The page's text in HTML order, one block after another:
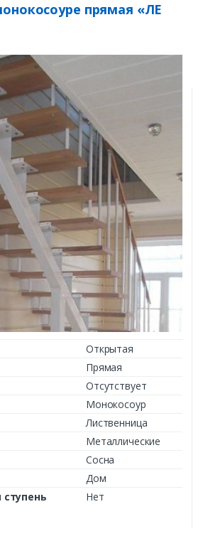
прямая «ЛЕ
Открытая
Прямая
Отсутствует
Монокосоур
Лиственница
Металлические
Сосна
Дом
ступень
Нет